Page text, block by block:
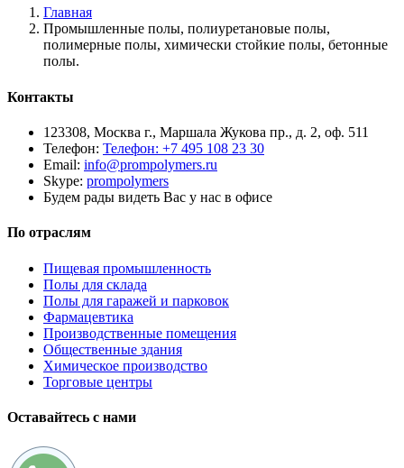
Главная
Промышленные полы, полиуретановые полы,
полимерные полы, химически стойкие полы, бетонные
полы.
Контакты
123308, Москва г., Маршала Жукова пр., д. 2, оф. 511
Телефон: Телефон: +7 495 108 23 30
Email: info@prompolymers.ru
Skype: prompolymers
Будем рады видеть Вас у нас в офисе
По отраслям
Пищевая промышленность
Полы для склада
Полы для гаражей и парковок
Фармацевтика
Производственные помещения
Общественные здания
Химическое производство
Торговые центры
Оставайтесь с нами